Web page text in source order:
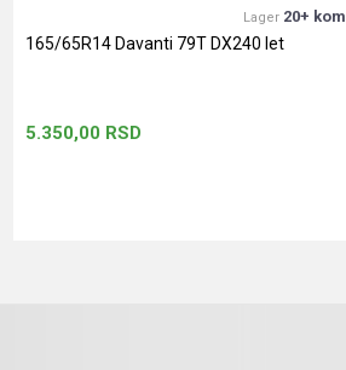
Lager 20+ kom
165/65R14 Davanti 79T DX240 let
5.350,00 RSD